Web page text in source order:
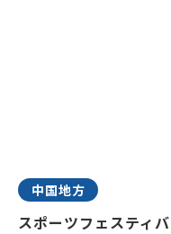
中国地方
スポーツフェスティ